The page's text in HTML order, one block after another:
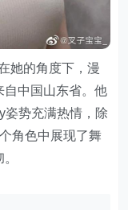
她的角度下，漫
自中国山东省。他
姿势充满热情，除
角色中展现了舞